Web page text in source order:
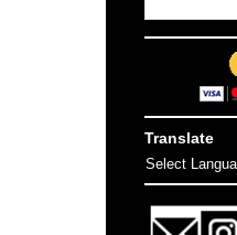
Translate
Select